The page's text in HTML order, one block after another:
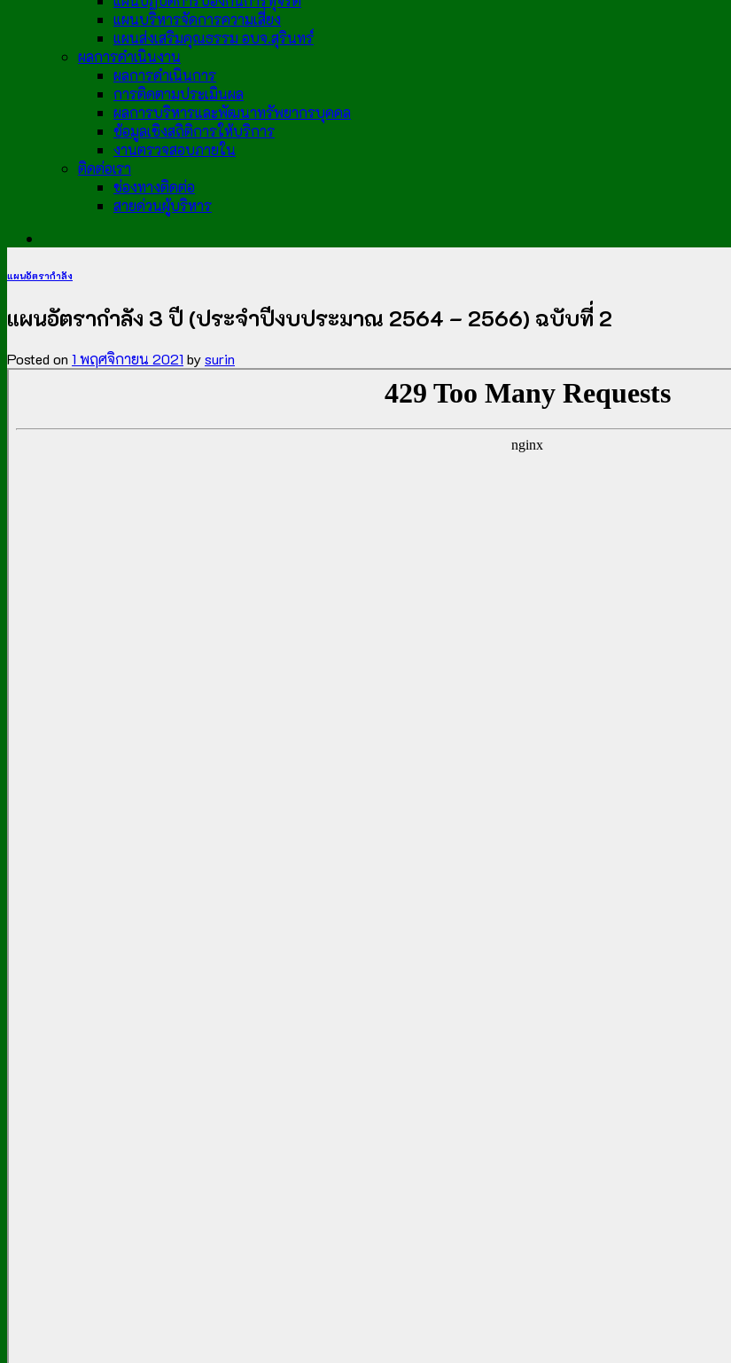
แผนบริหารจัดการความเสี่ยง
แผนส่งเสริมคุณธรรม อบจ.สุรินทร์
ผลการดำเนินงาน
ผลการดำเนินการ
การติดตามประเมินผล
ผลการบริหารและพัฒนาทรัพยากรบุคคล
ข้อมูลเชิงสถิติการให้บริการ
งานตรวจสอบภายใน
ติดต่อเรา
ช่องทางติดต่อ
สายด่วนผู้บริหาร
แผนอัตรากำลัง
แผนอัตรากำลัง 3 ปี (ประจำปีงบประมาณ 2564 – 2566) ฉบับที่ 2
Posted on 1 พฤศจิกายน 2021 bysurin